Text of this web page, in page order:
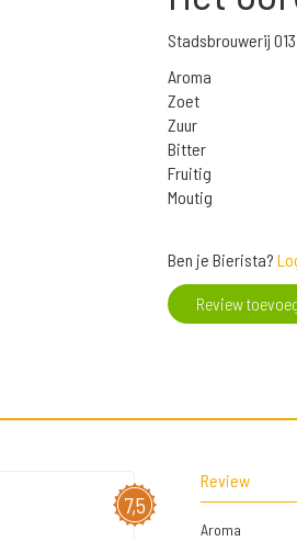
Stadsbrouwerij
Aroma
Zoet
Zuur
Bitter
Fruitig
Moutig
Ben je Bierista?
Review
7,5
Review
Aroma